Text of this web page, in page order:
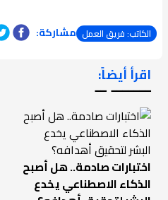
الكاتب: فريق العمل مشاركة:
اقرأ أيضاً:
ـــــــ ــ
اختبارات صادمة.. هل أصبح
الذكاء الاصطناعي يخدع